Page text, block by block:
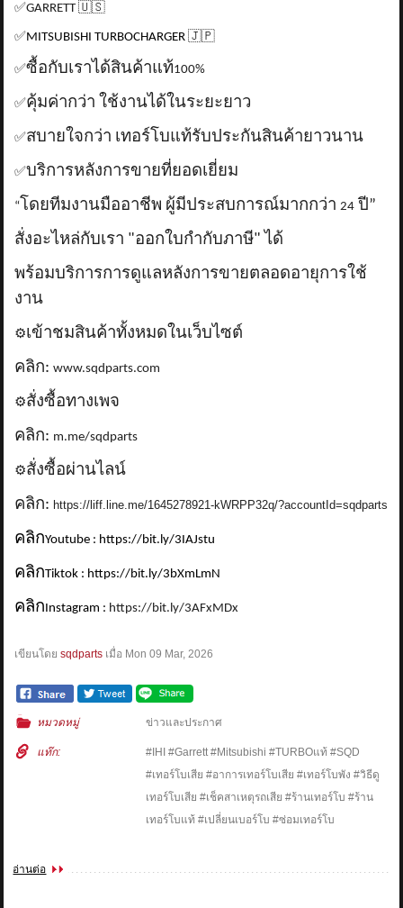
✅GARRETT🇺🇸
✅ MITSUBISHI TURBOCHARGER 🇯🇵
✅ซื้อกับเราได้สินค้าแท้100%
✅คุ้มค่ากว่า ใช้งานได้ในระยะยาว
✅สบายใจกว่า เทอร์โบแท้รับประกันสินค้ายาวนาน
✅บริการหลังการขายที่ยอดเยี่ยม
“ โดยทีมงานมืออาชีพ ผู้มีประสบการณ์มากกว่า24 ปี”
สั่งอะไหล่กับเรา "ออกใบกำกับภาษี" ได้
พร้อมบริการการดูแลหลังการขายตลอดอายุการใช้
งาน
⚙️เข้าชมสินค้าทั้งหมดในเว็บไซต์
คลิก:www.sqdparts.com
⚙️สั่งซื้อทางเพจ
คลิก: m.me/sqdparts
⚙️สั่งซื้อผ่านไลน์
คลิก: https://liff.line.me/1645278921-kWRPP32q/?accountId=sqdparts
คลิกYoutube : https://bit.ly/3IAJstu
คลิกTiktok : https://bit.ly/3bXmLmN
คลิก Instagram : https://bit.ly/3AFxMDx
เขียนโดยsqdparts เมื่อ Mon 09 Mar, 2026
หมวดหมู่ ข่าวและประกาศ
แท๊ก:
#IHI #Garrett #Mitsubishi #TURBOแท้ #SQD
#เทอร์โบเสีย #อาการเทอร์โบเสีย #เทอร์โบพัง #วิธีดู
เทอร์โบเสีย #เช็คสาเหตุรถเสีย #ร้านเทอร์โบ #ร้าน
เทอร์โบแท้ #เปลี่ยนเบอร์โบ #ซ่อมเทอร์โบ
อ่านต่อ